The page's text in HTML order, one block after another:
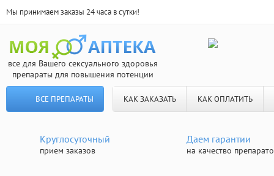
Мы принимаем заказы 24 часа в сутки!
все для Вашего сексуального здоровья
препараты для повышения потенции
ВСЕ ПРЕПАРАТЫ КАК ЗАКАЗАТЬ КАК ОПЛАТИТЬ
Круглосуточный
прием заказов
Даем гарантии
на качество